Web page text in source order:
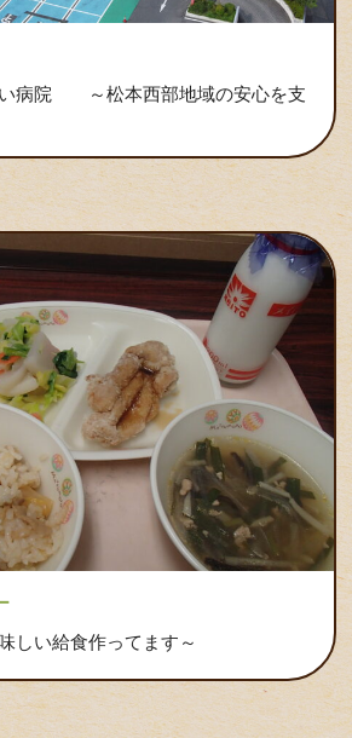
い病院 ～松本西部地域の安心を支
しい給食作ってます～